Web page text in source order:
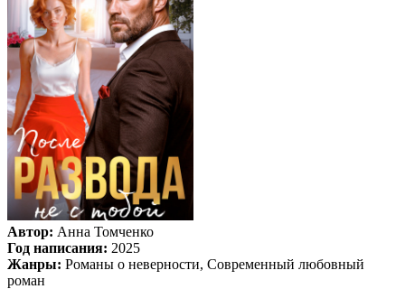
Автор: Анна Томченко
Год написания: 2025
Жанры: Романы о неверности, Современный любовный
роман